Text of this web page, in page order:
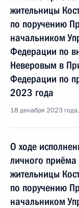
жительницы
по поручению
начальником
Федерации по
Неверовым в
Федерации по
2023 года
18 декабря 2023
О ходе
личного
жительницы
по поручению
начальником